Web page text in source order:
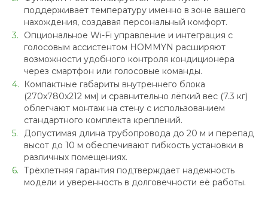
поддерживает температуру именно в зоне вашего
нахождения, создавая персональный комфорт.
Опциональное Wi-Fi управление и интеграция с
голосовым ассистентом HOMMYN расширяют
возможности удобного контроля кондиционера
через смартфон или голосовые команды.
Компактные габариты внутреннего блока
(270x780x212 мм) и сравнительно лёгкий вес (7.3 кг)
облегчают монтаж на стену с использованием
стандартного комплекта креплений.
Допустимая длина трубопровода до 20 м и перепад
высот до 10 м обеспечивают гибкость установки в
различных помещениях.
Трёхлетняя гарантия подтверждает надежность
модели и уверенность в долговечности её работы.